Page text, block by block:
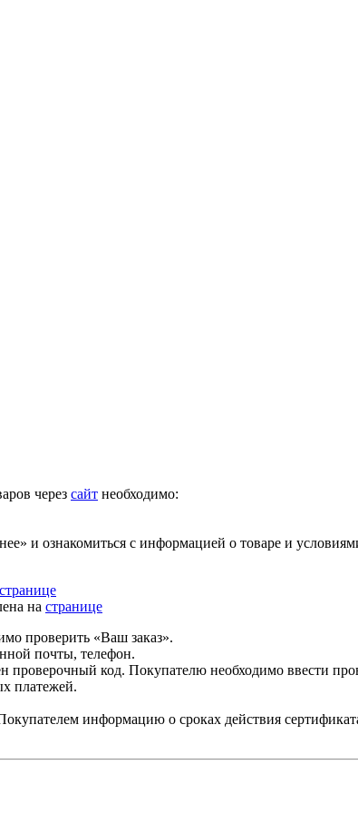
через сайт необходимо:
и ознакомиться с информацией о товаре и
странице
на странице
проверить «Ваш заказ».
почты, телефон.
проверочный код. Покупателю необходимо ввести
платежей.
информацию о сроках действия